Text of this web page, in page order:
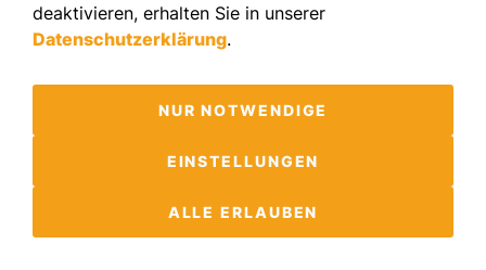
WIR BOOSTEN
Effektivität | EBIT | Change | Motivation |
Transparenz | Mitarbeiterbindung |
Employer Branding
deaktivieren, erhalten Sie in unserer
Datenschutzerklärung.
NUR NOTWENDIGE
EINSTELLUNGEN
ALLE ERLAUBEN